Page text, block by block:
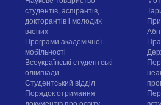
студентів, аспірантів,
докторантів і молодих
вчених
Програми академічної
мобільності
Всеукраїнські студентські
олімпіади
Студентський відділ
Порядок отримання